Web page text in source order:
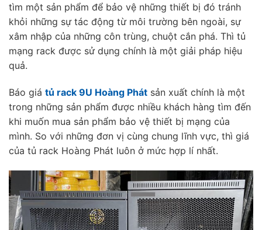
tìm một sản phẩm để bảo vệ những thiết bị đó tránh
khỏi những sự tác động từ môi trường bên ngoài, sự
xâm nhập của những côn trùng, chuột cắn phá. Thì tủ
mạng rack được sử dụng chính là một giải pháp hiệu
quả.
Báo giá tủ rack 9U Hoàng Phát sản xuất chính là một
trong những sản phẩm được nhiều khách hàng tìm đến
khi muốn mua sản phẩm bảo vệ thiết bị mạng của
mình. So với những đơn vị cùng chung lĩnh vực, thì giá
của tủ rack Hoàng Phát luôn ở mức hợp lí nhất.